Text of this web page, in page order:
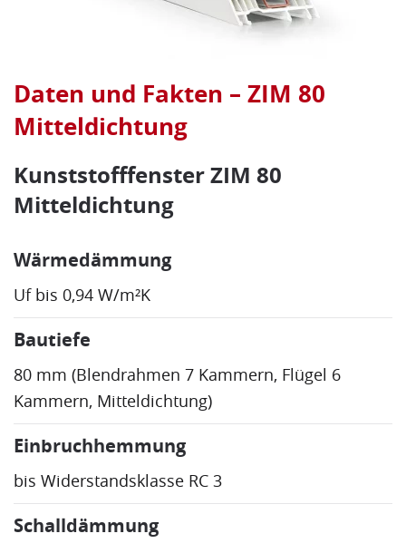
Daten und Fakten – ZIM 80
Mitteldichtung
KunststofffensterZIM 80
Mitteldichtung
Wärmedämmung
Ufbis 0,94 W/m²K
Bautiefe
80 mm (Blendrahmen 7 Kammern, Flügel 6
Kammern, Mitteldichtung)
Einbruchhemmung
bis Widerstandsklasse RC 3
Schalldämmung